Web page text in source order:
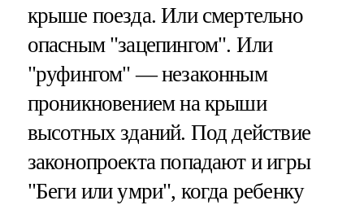
крыше поезда. Или смертельно
опасным "зацепингом". Или
"руфингом" — незаконным
проникновением на крыши
высотных зданий. Под действие
законопроекта попадают и игры
"Беги или умри", когда ребенку